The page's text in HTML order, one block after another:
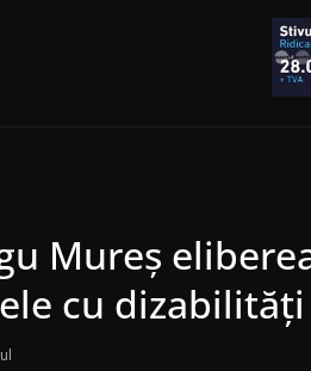
Mureș
cu dizabilități